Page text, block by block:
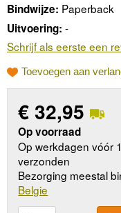
Bindwijze: Paperback
Uitvoering: -
Schrijf als eerste een
Toevoegen aan
€ 32,95
Op voorraad
Op werkdagen vóór
verzonden
Bezorging meestal
Belgie